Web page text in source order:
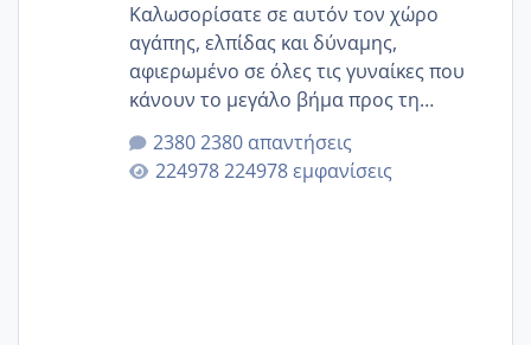
Καλωσορίσατε σε αυτόν τον χώρο
αγάπης, ελπίδας και δύναμης,
αφιερωμένο σε όλες τις γυναίκες που
κάνουν το μεγάλο βήμα προς τη
μητρότητα μέσω εξωσωματικής το 2025.
Εδώ θα μοιραστούμε αγωνίες, χαρές,
εμπειρίες και κάθε μικρή ή μεγάλη
2380 απαντήσεις
224978 εμφανίσεις